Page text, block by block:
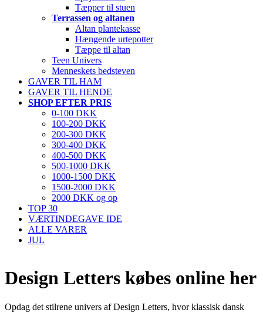
Tæpper til stuen
Terrassen og altanen
Altan plantekasse
Hængende urtepotter
Tæppe til altan
Teen Univers
Menneskets bedsteven
GAVER TIL HAM
GAVER TIL HENDE
SHOP EFTER PRIS
0-100 DKK
100-200 DKK
200-300 DKK
300-400 DKK
400-500 DKK
500-1000 DKK
1000-1500 DKK
1500-2000 DKK
2000 DKK og op
TOP 30
VÆRTINDEGAVE IDE
ALLE VARER
JUL
Design Letters købes online her
Opdag det stilrene univers af Design Letters, hvor klassisk dansk